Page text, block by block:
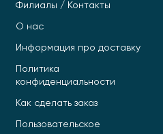
Филиалы / Контакты
О нас
Информация про доставку
Политика
конфиденциальности
Как сделать заказ
Пользовательское